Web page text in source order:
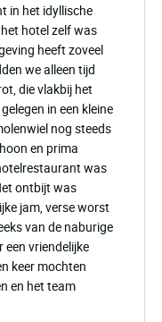
in het idyllische
hotel zelf was
heeft zoveel
we alleen tijd
die vlakbij het
in een kleine
nog steeds
en prima
was
ontbijt was
jam, verse worst
van de naburige
een vriendelijke
keer mochten
en het team